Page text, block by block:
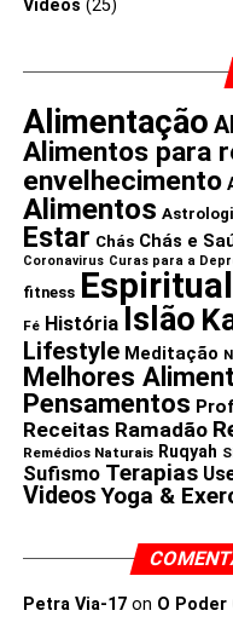
exercícios”, disse
comunitária da Escola
“O que você não quer é
intensamente”, disse
Ichinoe recomendou
usar o IWT:
Comece com metas
30 minutos quando
bem. Escolha um
condicionamento físico.
Use o “teste de
de intensidade. Durante
você só deve ser capaz
Use sapatos de apoio
desconfortável, é
rotina!
Videos (25)
Alimentação
Alimentos para
envelhecimento
Alimentos
Estar Chás Chás e
Coronavirus Curas para a
fitness
Fé História Islão
Lifestyle Meditação
Melhores
Pensamentos
Receitas Ramadão
Remédios Naturais Ruqyah
Sufismo Terapias
Videos Yoga &
Petra Via-17on O Poder